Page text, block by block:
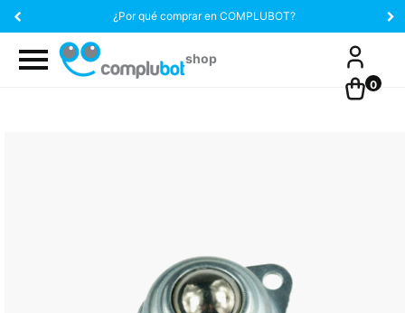
¿Por qué comprar en COMPLUBOT?
0